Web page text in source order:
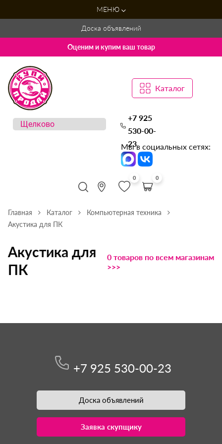
МЕНЮ
Доска объявлений
Оценим и купим ваш товар
Каталог
+7 925
530-00-
23
Мы в социальных сетях:
0 0
Главная Каталог
Компьютерная техника
Акустика для ПК
Акустика для
ПК
0 товаров по всем магазинам
>>>
+7 925 530-00-23
Доска объявлений
Заявка скупщику